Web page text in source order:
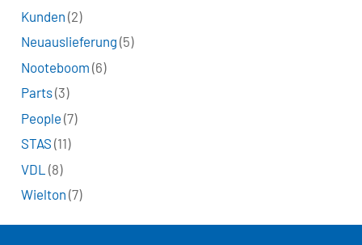
Kunden (2)
Neuauslieferung (5)
Nooteboom (6)
Parts(3)
People (7)
STAS (11)
VDL (8)
Wielton (7)